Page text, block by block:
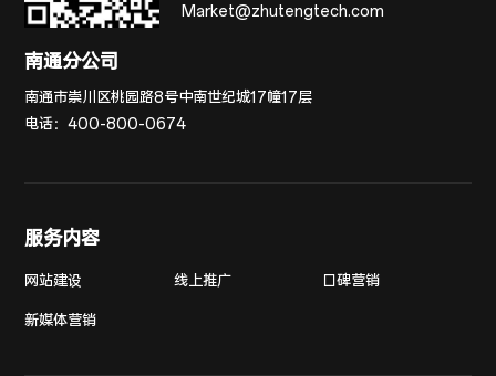
Market@zhutengtech.com
南通分公司
南通市崇川区桃园路8号中南世纪城17幢17层
电话：400-800-0674
服务内容
网站建设 线上推广 口碑营销
新媒体营销